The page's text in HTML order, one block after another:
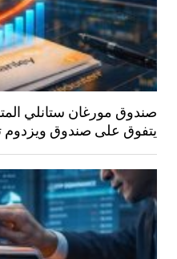
صندوق مورغان ستانلي
يتفوق على صندوق